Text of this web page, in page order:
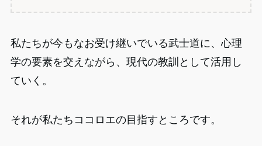
私たちが今もなお受け継いでいる武士道に、心理
学の要素を交えながら、現代の教訓として活用し
ていく。
それが私たちココロエの目指すところです。